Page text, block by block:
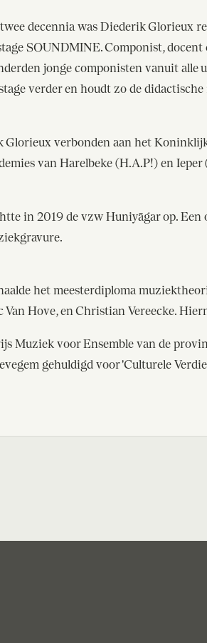
decennia was Diederik Glorieux
SOUNDMINE. Componist,
jonge componisten vanuit alle
verder en houdt zo de
Glorieux verbonden aan het
van Harelbeke (H.A.P!) en Ieper
in 2019 de vzw Huniyāgar op. Een
het meesterdiploma
Hove, en Christian Vereecke.
Muziek voor Ensemble van de
gehuldigd voor 'Culturele